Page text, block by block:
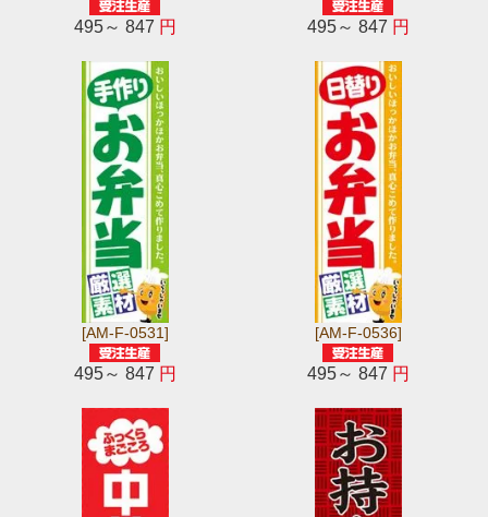
495～ 847 円 495～ 847 円
[AM-F-0531]
495～ 847 円
[AM-F-0536]
495～ 847 円